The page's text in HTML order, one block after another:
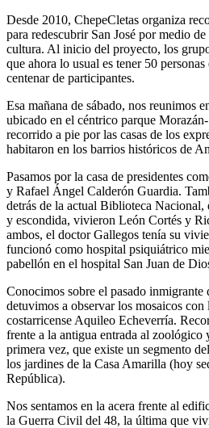
Desde 2010, ChepeCletas organiza
para redescubrir San José por medio
cultura. Al inicio del proyecto, los
que ahora lo usual es tener 50
centenar de participantes.
Esa mañana de sábado, nos reunimos
ubicado en el céntrico parque
recorrido a pie por las casas de los
habitaron en los barrios históricos de
Pasamos por la casa de presidentes
y Rafael Ángel Calderón Guardia.
detrás de la actual Biblioteca Nacional,
y escondida, vivieron León Cortés y
ambos, el doctor Gallegos tenía su
funcionó como hospital psiquiátrico
pabellón en el hospital San Juan de
Conocimos sobre el pasado inmigrante
detuvimos a observar los mosaicos con
costarricense Aquileo Echeverría.
frente a la antigua entrada al zoológico
primera vez, que existe un segmento
los jardines de la Casa Amarilla (hoy
República).
Nos sentamos en la acera frente al
la Guerra Civil del 48, la última que